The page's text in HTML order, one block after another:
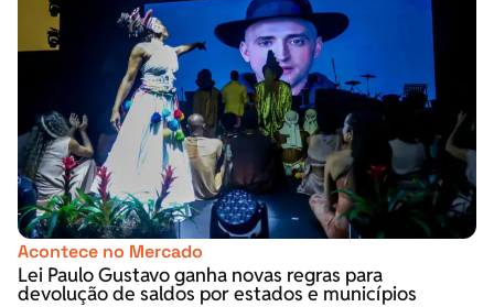
Acontece no Mercado
Lei Paulo Gustavo ganha novas regras para
devolução de saldos por estados e municípios